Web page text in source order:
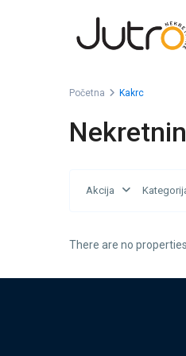
Početna Kakrc
Akcija
There are no